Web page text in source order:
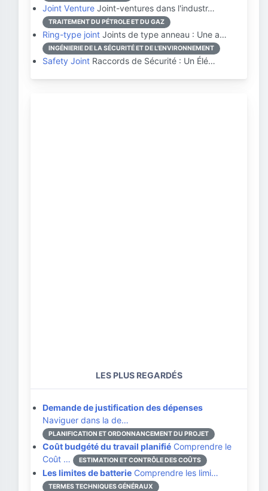
Joint Venture Joint-ventures dans l'industr…
TRAITEMENT DU PÉTROLE ET DU GAZ
Ring-type joint Joints de type anneau : Une a…
INGÉNIERIE DE LA SÉCURITÉ ET DE L'ENVIRONNEMENT
Safety Joint Raccords de Sécurité : Un Élé…
LES PLUS REGARDÉS
Demande de justification des dépenses
Naviguer dans la de…
PLANIFICATION ET ORDONNANCEMENT DU PROJET
Coût budgété du travail planifié Comprendre le
Coût …
ESTIMATION ET CONTRÔLE DES COÛTS
Les limites de batterie Comprendre les limi…
TERMES TECHNIQUES GÉNÉRAUX